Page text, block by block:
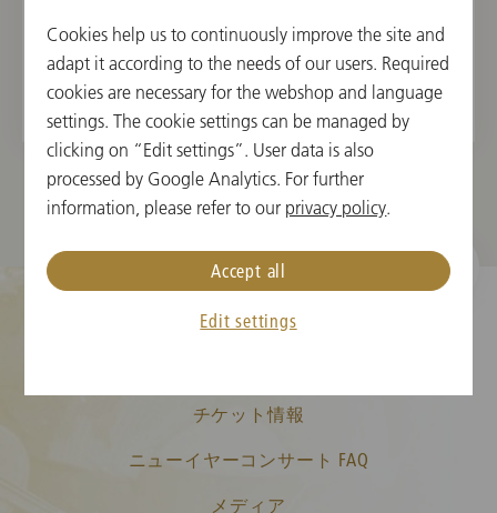
Gustav Mahler
Symphony No. 1 in D Major
チケット情報
ニューイヤーコンサート FAQ
メディア
Cookies help us to continuously improve the site and
adapt it according to the needs of our users. Required
cookies are necessary for the webshop and language
settings. The cookie settings can be managed by
clicking on “Edit settings”. User data is also
processed by Google Analytics. For further
information, please refer to our privacy policy.
Edit settings
Accept all